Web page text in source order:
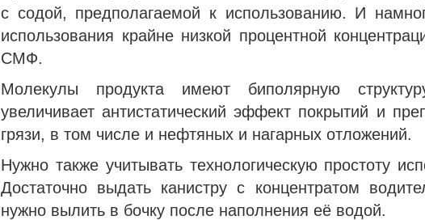
с содой, предполагаемой к использованию. И
использования крайне низкой процентной
СМФ.
Молекулы продукта имеют биполярную
увеличивает антистатический эффект покрытий и
грязи, в том числе и нефтяных и нагарных отложений.
Нужно также учитывать технологическую простоту
Достаточно выдать канистру с концентратом
нужно вылить в бочку после наполнения её водой.